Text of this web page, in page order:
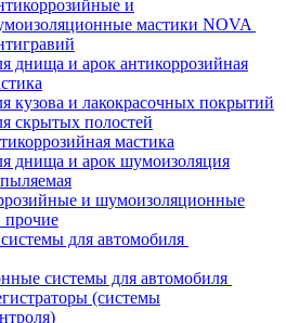
и
мастики NOVA
днища и арок антикоррозийная
кузова и лакокрасочных покрытий
скрытых полостей
мастика
днища и арок шумоизоляция
и шумоизоляционные
прочие
для автомобиля
системы для автомобиля
(системы